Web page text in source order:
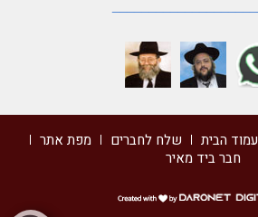
עמוד הבית שלח לחברים
מפת אתר
חבר ביד מאיר
דרונט